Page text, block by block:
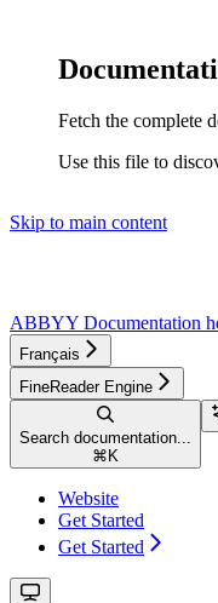
Fetch the complete
Use this file to
Skip to main content
ABBYY Documentation
Français
FineReader Engine
Search documentation...
⌘ K
Website
Get Started
Get Started